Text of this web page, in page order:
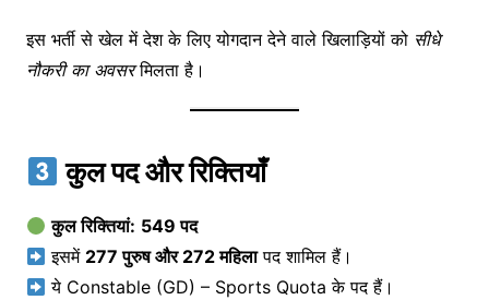
इस भर्ती से खेल में देश के लिए योगदान देने वाले खिलाड़ियों को सीधे
नौकरी का अवसरमिलता है।
कुल पद और रिक्तियाँ
कुल रिक्तियां: 549 पद
इसमें 277 पुरुष और 272 महिलापद शामिल हैं।
ये Constable (GD) – Sports Quota के पद हैं।